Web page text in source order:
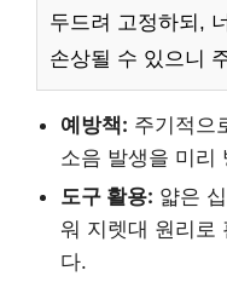
두드려 고정하되,
손상될 수 있으니
예방책: 주기적으
소음 발생을 미리
도구 활용: 얇은
워 지렛대 원리로
다.